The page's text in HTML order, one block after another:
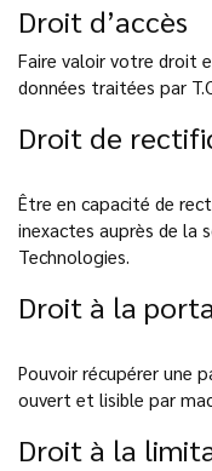
Droit d’accès
Faire valoir votre droit
données traitées par
Droit de
Être en capacité de
inexactes auprès de la
Technologies.
Droit à la
Pouvoir récupérer une
ouvert et lisible par
Droit à la